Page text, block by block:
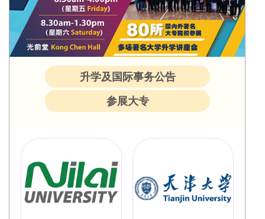
升学及国际事务公告
参展大专